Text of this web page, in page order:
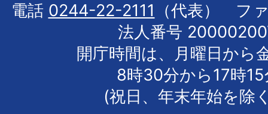
電話 0244-22-2111
（代表） フ
法人番号
開庁時間は、月曜日から
8時30分から17時
(祝日、年末年始を除